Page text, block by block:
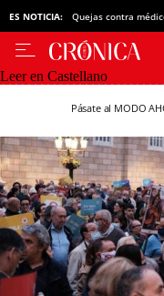
ES NOTICIA: Quejas contra
Leer en Castellano
Pásate al MODO